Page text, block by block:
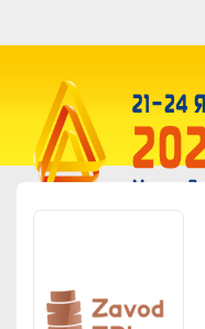
Мероприятия
Организации